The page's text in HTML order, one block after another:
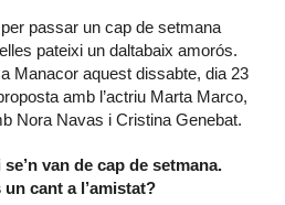
passar un cap de setmana
pateixi un daltabaix amorós.
Manacor aquest dissabte, dia 23
amb l’actriu Marta Marco,
Nora Navas i Cristina Genebat.
van de cap de setmana.
cant a l’amistat?